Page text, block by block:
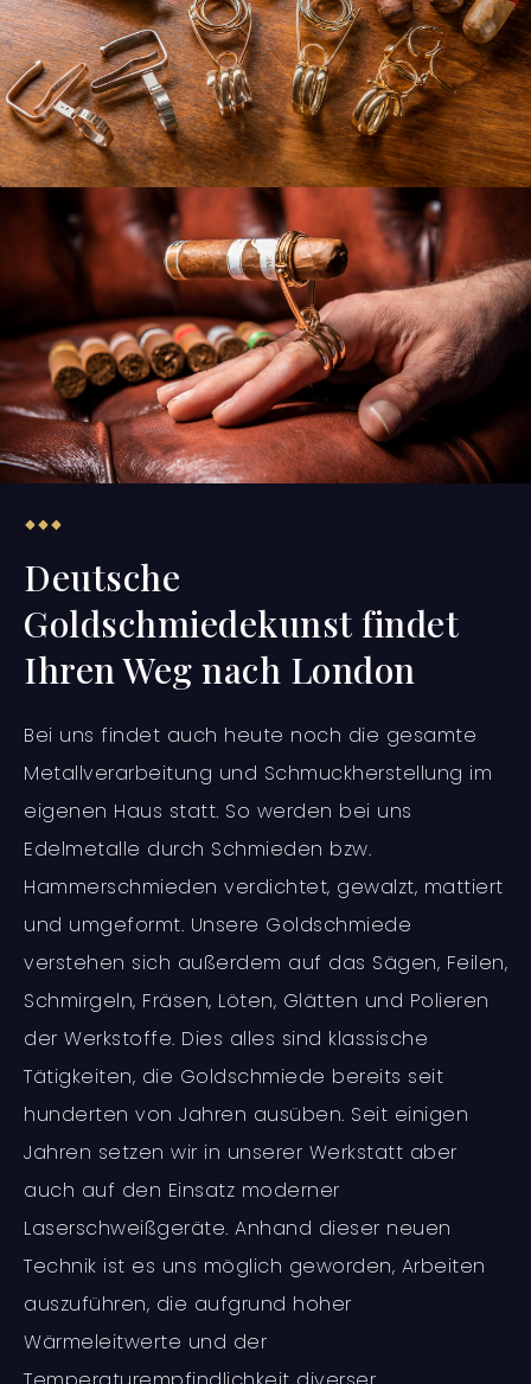
Deutsche
Goldschmiedekunst findet
Ihren Weg nach London
Bei uns findet auch heute noch die gesamte
Metallverarbeitung und Schmuckherstellung im
eigenen Haus statt. So werden bei uns
Edelmetalle durch Schmieden bzw.
Hammerschmieden verdichtet, gewalzt, mattiert
und umgeformt. Unsere Goldschmiede
verstehen sich außerdem auf das Sägen, Feilen,
Schmirgeln, Fräsen, Löten, Glätten und Polieren
der Werkstoffe. Dies alles sind klassische
Tätigkeiten, die Goldschmiede bereits seit
hunderten von Jahren ausüben. Seit einigen
Jahren setzen wir in unserer Werkstatt aber
auch auf den Einsatz moderner
Laserschweißgeräte. Anhand dieser neuen
Technik ist es uns möglich geworden, Arbeiten
auszuführen, die aufgrund hoher
Wärmeleitwerte und der